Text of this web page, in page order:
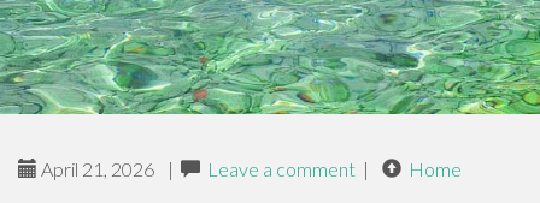
April 21, 2026 | Leave a comment | Home